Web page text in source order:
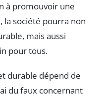
à promouvoir une
société pourra non
mais aussi
pour tous.
durable dépend de
du faux concernant